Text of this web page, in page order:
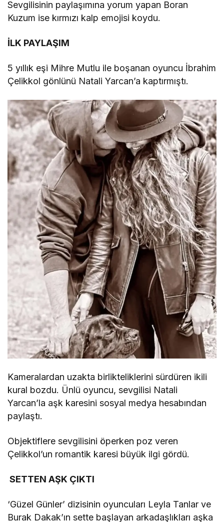
Sevgilisinin paylaşımına yorum yapan Boran
Kuzum ise kırmızı kalp emojisi koydu.
İLK PAYLAŞIM
5 yıllık eşi Mihre Mutlu ile boşanan oyuncu İbrahim
Çelikkol gönlünü Natali Yarcan’a kaptırmıştı.
Kameralardan uzakta birlikteliklerini sürdüren ikili
kural bozdu. Ünlü oyuncu, sevgilisi Natali
Yarcan’la aşk karesini sosyal medya hesabından
paylaştı.
Objektiflere sevgilisini öperken poz veren
Çelikkol’un romantik karesi büyük ilgi gördü.
SETTEN AŞK ÇIKTI
‘Güzel Günler’ dizisinin oyuncuları Leyla Tanlar ve
Burak Dakak’ın sette başlayan arkadaşlıkları aşka